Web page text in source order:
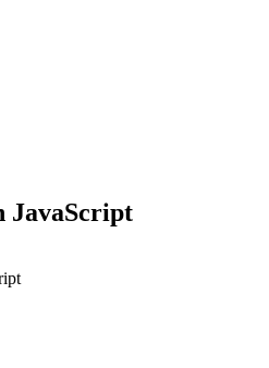
JavaScript